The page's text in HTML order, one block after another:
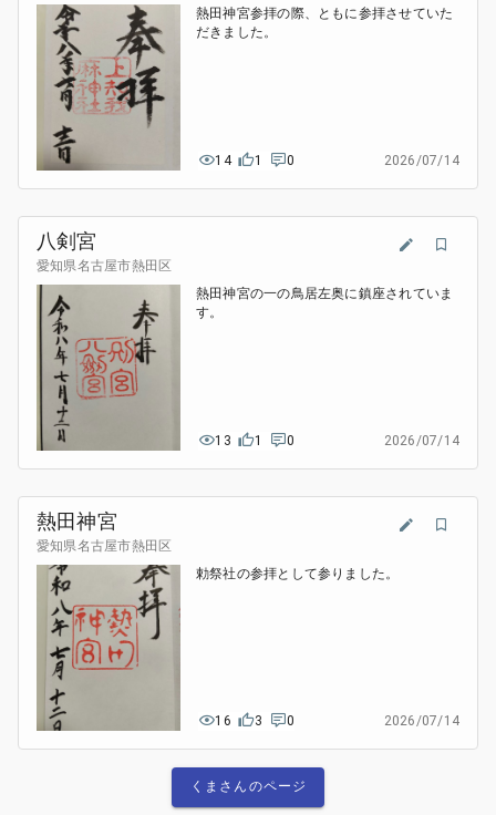
熱田神宮参拝の際、ともに参拝させていた
だきました。
14 1 0 2026/07/14
八剣宮
愛知県名古屋市熱田区
熱田神宮の一の鳥居左奥に鎮座されていま
す。
13 1 0 2026/07/14
熱田神宮
愛知県名古屋市熱田区
勅祭社の参拝として参りました。
16 3 0 2026/07/14
くまさんのページ